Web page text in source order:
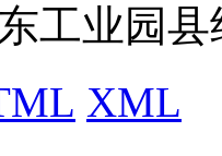
工业园县
XML